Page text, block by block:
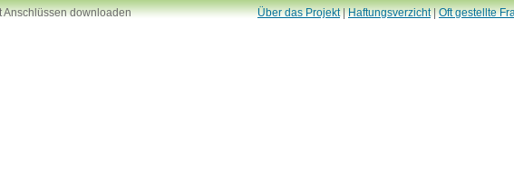
Anschlüssen downloaden Über das Projekt|Haftungsverzicht|Oft gestellte